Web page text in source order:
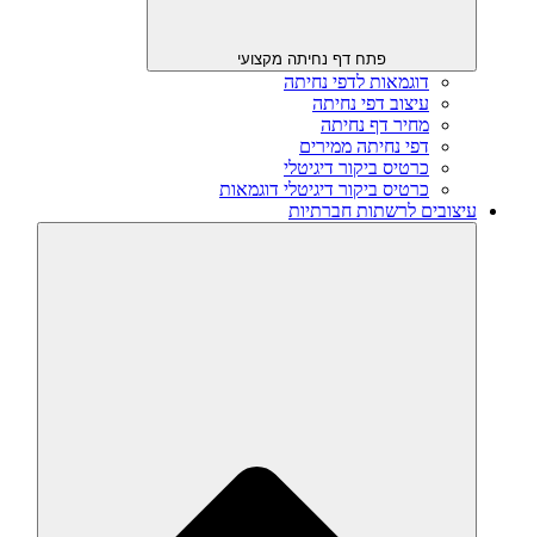
פתח דף נחיתה מקצועי
דוגמאות לדפי נחיתה
עיצוב דפי נחיתה
מחיר דף נחיתה
דפי נחיתה ממירים
כרטיס ביקור דיגיטלי
כרטיס ביקור דיגיטלי דוגמאות
עיצובים לרשתות חברתיות